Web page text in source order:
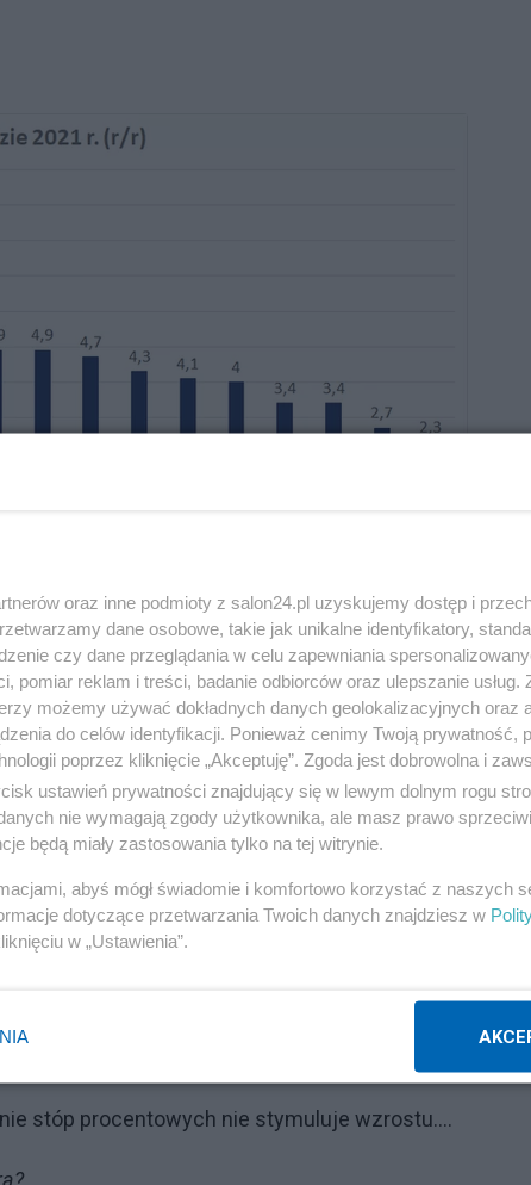
na poziomie -0,50 proc.
nie będzie.
stóp procentowych nie stymuluje wzrostu….
oraz inne podmioty z salon24.pl uzyskujemy dostęp i
dane osobowe, takie jak unikalne identyfikatory,
czy dane przeglądania w celu zapewniania
pomiar reklam i treści, badanie odbiorców oraz ulepszanie usług.
możemy używać dokładnych danych geolokalizacyjnych oraz
do celów identyfikacji. Ponieważ cenimy Twoją prywatność,
poprzez kliknięcie „Akceptuję”. Zgoda jest dobrowolna i
ustawień prywatności znajdujący się w lewym dolnym rogu
nie wymagają zgody użytkownika, ale masz prawo
będą miały zastosowania tylko na tej witrynie.
abyś mógł świadomie i komfortowo korzystać z naszych
dotyczące przetwarzania Twoich danych znajdziesz w
w „Ustawienia”.